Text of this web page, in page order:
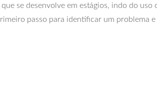
se desenvolve em estágios, indo do
passo para identificar um problema